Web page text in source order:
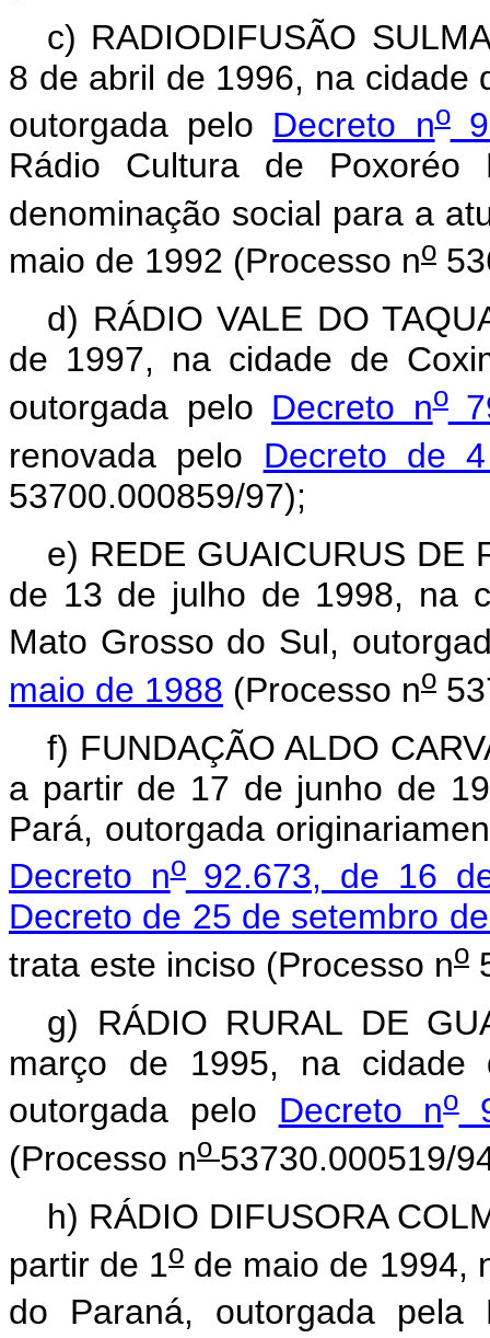
c) RADIODIFUSÃO
8 de abril de 1996, na cidade
outorgada pelo Decreto no
Rádio Cultura de
denominação social para a
maio de 1992 (Processo no
d) RÁDIO VALE DO
de 1997, na cidade de
outorgada pelo Decreto no
renovada pelo Decreto de
53700.000859/97);
e) REDE GUAICURUS DE
de 13 de julho de 1998, na
Mato Grosso do Sul,
maio de 1988 (Processo no
f) FUNDAÇÃO ALDO
a partir de 17 de junho de
Pará, outorgada
Decreto no92.673, de 16
Decreto de 25 de setembro
trata este inciso (Processo no
g) RÁDIO RURAL DE
março de 1995, na cidade
outorgada pelo Decreto no
(Processo no 53730.000519/
h) RÁDIO DIFUSORA
partir de 1ode maio de 1994,
do Paraná, outorgada pela